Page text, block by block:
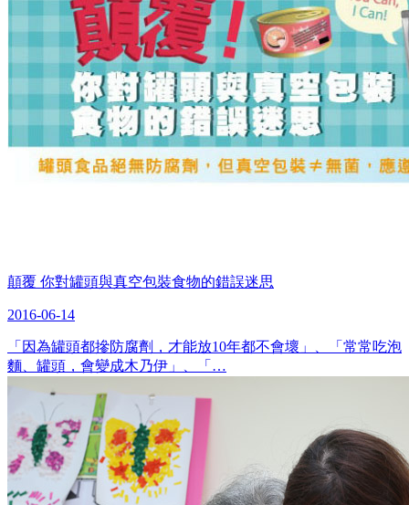
顛覆 你對罐頭與真空包裝食物的錯誤迷思
2016-06-14
「因為罐頭都摻防腐劑，才能放10年都不會壞」、「常常吃泡
麵、罐頭，會變成木乃伊」、「…